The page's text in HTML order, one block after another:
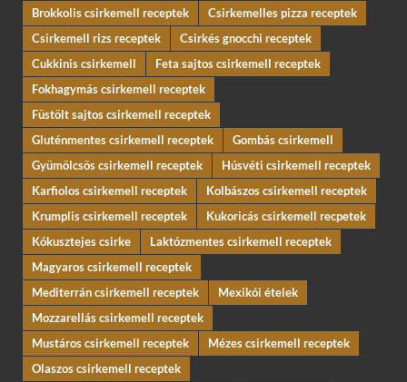
Brokkolis csirkemell receptek
Csirkemelles pizza receptek
Csirkemell rizs receptek
Csirkés gnocchi receptek
Cukkinis csirkemell
Feta sajtos csirkemell receptek
Fokhagymás csirkemell receptek
Füstölt sajtos csirkemell receptek
Gluténmentes csirkemell receptek
Gombás csirkemell
Gyümölcsös csirkemell receptek
Húsvéti csirkemell receptek
Karfiolos csirkemell receptek
Kolbászos csirkemell receptek
Krumplis csirkemell receptek
Kukoricás csirkemell recpetek
Kókusztejes csirke
Laktózmentes csirkemell receptek
Magyaros csirkemell receptek
Mediterrán csirkemell receptek
Mexikói ételek
Mozzarellás csirkemell receptek
Mustáros csirkemell receptek
Mézes csirkemell receptek
Olaszos csirkemell receptek